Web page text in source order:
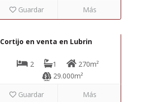
Guardar
Más
Cortijo en venta en Lubrin
2 1
270m²
29.000m²
Guardar
Más